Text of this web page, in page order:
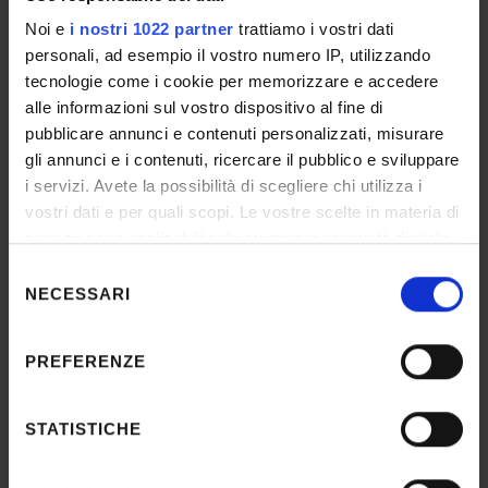
Noi e i nostri 1022 partner trattiamo i vostri dati
personali, ad esempio il vostro numero IP, utilizzando
tecnologie come i cookie per memorizzare e accedere
alle informazioni sul vostro dispositivo al fine di
pubblicare annunci e contenuti personalizzati, misurare
gli annunci e i contenuti, ricercare il pubblico e sviluppare
i servizi. Avete la possibilità di scegliere chi utilizza i
vostri dati e per quali scopi. Le vostre scelte in materia di
modificare o revocare il proprio consenso in qualsiasi
momento dalla Dichiarazione sui cookie o facendo clic
raccogliere informazioni sulla tua posizione
geografica, con un'approssimazione di qualche
delNECESSARI
PREFERENZE
STATISTICHE
IT | 462Kb
05 - Modulo Assegnisti di Ricerca
IT | 20Kb
Medicina e Chirurgia